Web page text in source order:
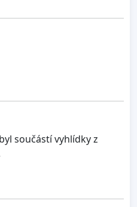
součástí vyhlídky z